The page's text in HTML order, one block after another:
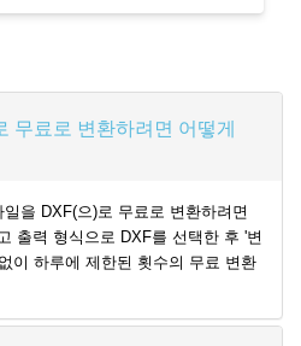
무료로 변환하려면 어떻게
을 DXF(으)로 무료로 변환하려면
출력 형식으로 DXF를 선택한 후 '변
이 하루에 제한된 횟수의 무료 변환